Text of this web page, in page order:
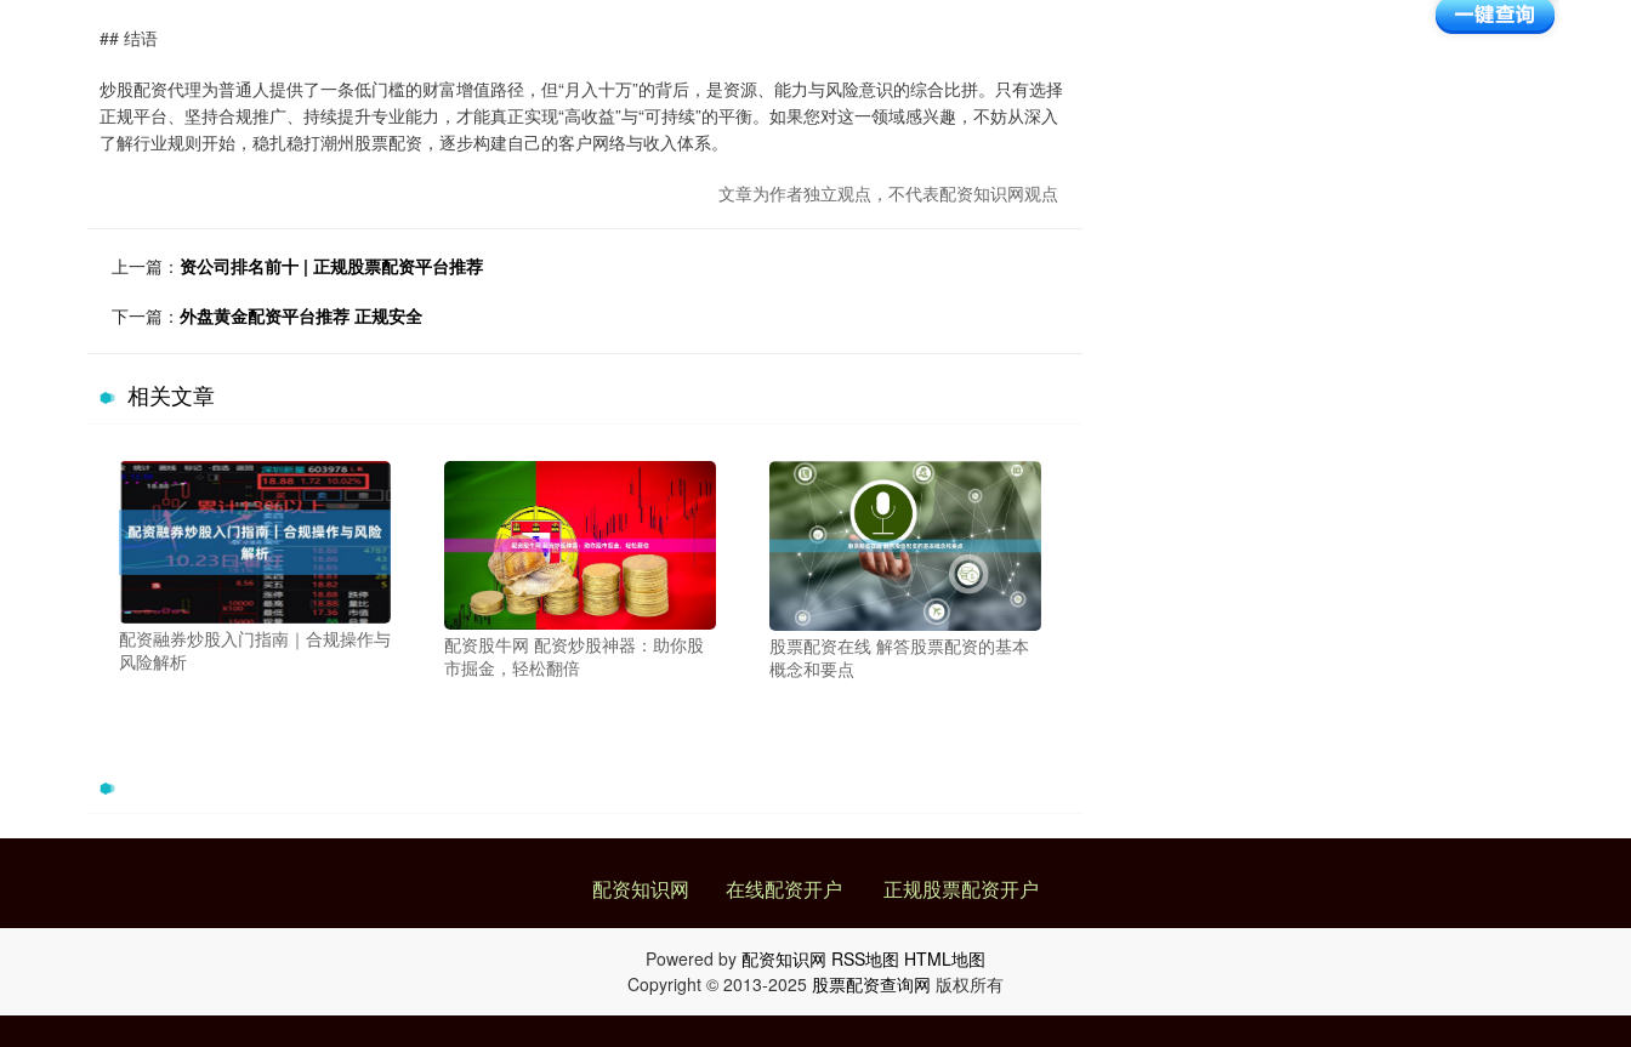
## 结语
炒股配资代理为普通人提供了一条低门槛的财富增值路径，但“月入十万”的背后，是资源、能力与风险意识的综合比拼。只有选择
正规平台、坚持合规推广、持续提升专业能力，才能真正实现“高收益”与“可持续”的平衡。如果您对这一领域感兴趣，不妨从深入
了解行业规则开始，稳扎稳打潮州股票配资，逐步构建自己的客户网络与收入体系。
文章为作者独立观点，不代表配资知识网观点
上一篇： 资公司排名前十 | 正规股票配资平台推荐
下一篇： 外盘黄金配资平台推荐 正规安全
相关文章
配资融券炒股入门指南｜合规操作与
风险解析
配资股牛网 配资炒股神器：助你股
市掘金，轻松翻倍
股票配资在线 解答股票配资的基本
概念和要点
配资知识网 在线配资开户 正规股票配资开户
Powered by 配资知识网 RSS地图 HTML地图
Copyright © 2013-2025 股票配资查询网 版权所有